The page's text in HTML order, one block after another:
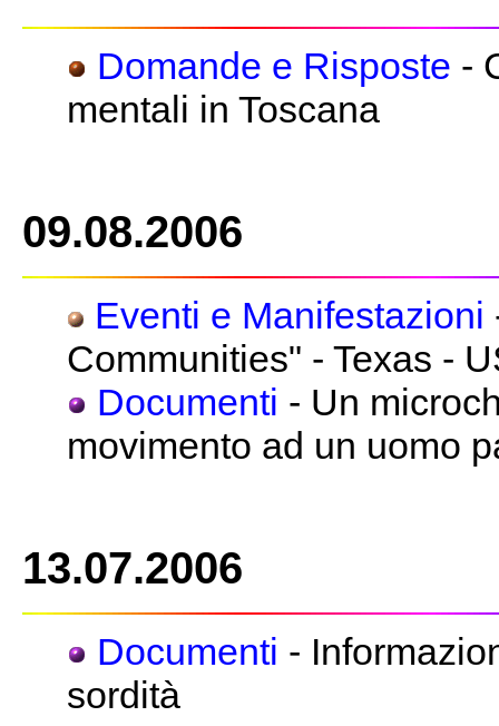
Domande e Risposte -
mentali in Toscana
09.08.2006
Eventi e Manifestazioni
Communities" - Texas -
Documenti - Un
movimento ad un uomo
13.07.2006
Documenti -
sordità